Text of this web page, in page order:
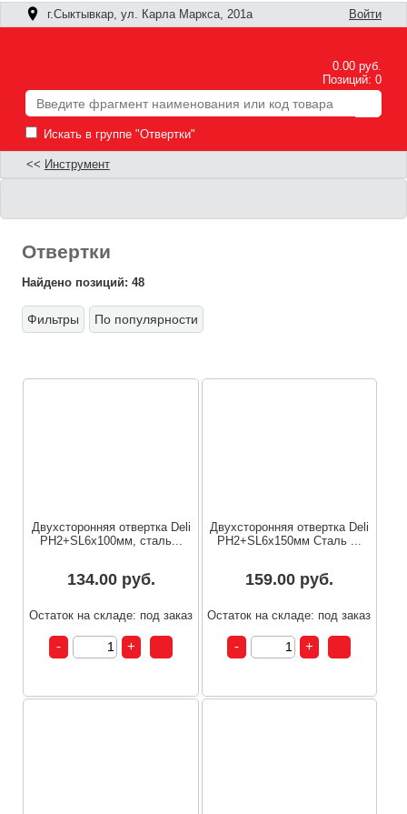
г.Сыктывкар, ул. Карла Маркса, 201а Войти
0.00 руб.
Позиций: 0
Искать в группе "Отвертки"
<< Инструмент
Отвертки
Найдено позиций: 48
Фильтры По популярности
Двухсторонняя отвертка Deli
PH2+SL6x100мм, сталь...
134.00 руб.
Остаток на складе: под заказ
Двухсторонняя отвертка Deli
PH2+SL6x150мм Сталь ...
159.00 руб.
Остаток на складе: под заказ